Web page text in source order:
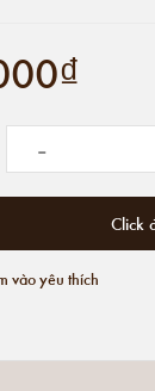
-
Click
vào yêu thích